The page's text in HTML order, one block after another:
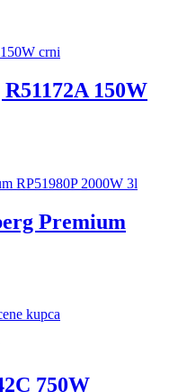
150W
Premium
kupca
750W